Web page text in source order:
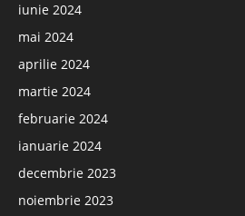
iunie 2024
mai 2024
aprilie 2024
martie 2024
februarie 2024
ianuarie 2024
decembrie 2023
noiembrie 2023